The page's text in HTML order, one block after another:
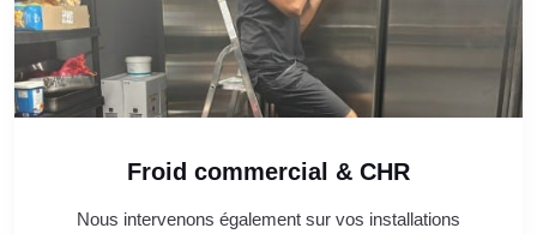
Froid commercial & CHR
Nous intervenons également sur vos installations